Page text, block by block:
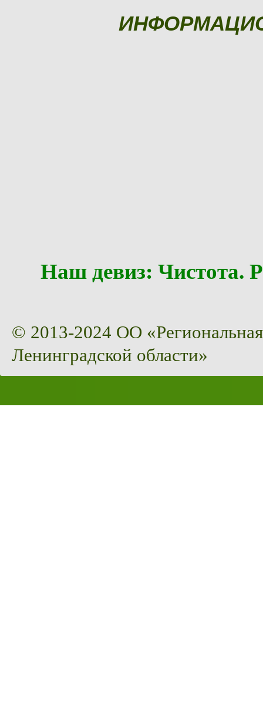
Наш девиз:
© 2013-2024 ОО
Ленинградской области»